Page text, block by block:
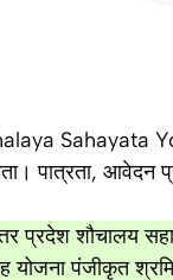
Sahayata
पात्रता, आवेदन
प्रदेश शौचालय
योजना पंजीकृत